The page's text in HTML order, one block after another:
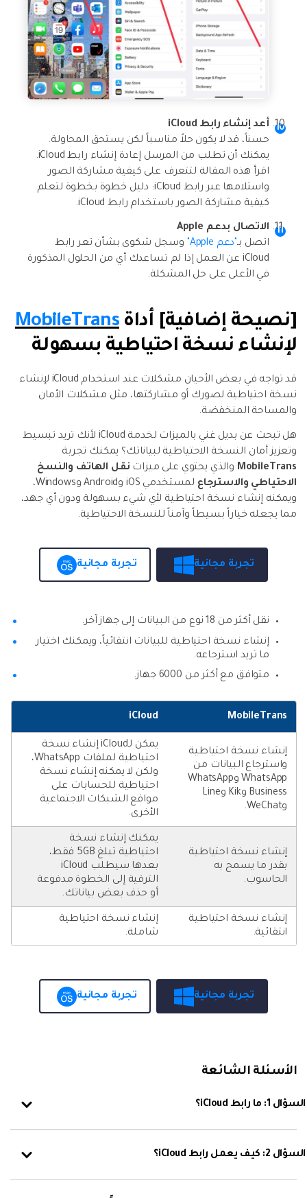
أعد إنشاء رابط iCloud
حسناً، قد لا يكون حلاً مناسباً لكن يستحق المحاولة.
يمكنك أن تطلب من المرسل إعادة إنشاء رابط iCloud.
اقرأ هذه المقالة لتتعرف على كيفية مشاركة الصور
واستلامها عبر رابط iCloud: دليل خطوة بخطوة لتعلم
كيفية مشاركة الصور باستخدام رابط iCloud.
الاتصال بدعم Apple
اتصل بـ"دعم Apple"
وسجل شكوى بشأن تعر رابط
iCloud عن العمل إذا لم تساعدك أي من الحلول المذكورة
في الأعلى على حل المشكلة.
[نصيحة إضافية] أداة MobileTrans
لإنشاء نسخة احتياطية بسهولة
قد تواجه في بعض الأحيان مشكلات عند استخدام iCloud لإنشاء
نسخة احتياطية لصورك أو مشاركتها، مثل مشكلات الأمان
والمساحة المنخفضة.
هل تبحث عن بديل غني بالميزات لخدمة iCloud لأنك تريد تبسيط
وتعزيز أمان النسخة الاحتياطية لبياناتك؟ يمكنك تجربة
MobileTrans والذي يحتوي على ميزات نقل الهاتف والنسخ
الاحتياطي والاسترجاع
لمستخدمي iOS وAndroid وWindows،
ويمكنه إنشاء نسخة احتياطية لأي شيء بسهولة ودون أي جهد،
مما يجعله خياراً بسيطاً وآمناً للنسخة الاحتياطية.
تجربة مجانية تجربة مجانية
نقل أكثر من 18 نوع من البيانات إلى جهاز آخر.
إنشاء نسخة احتياطية للبيانات انتقائياً، ويمكنك اختيار
ما تريد استرجاعه.
متوافق مع أكثر من 6000 جهاز.
MobileTrans
iCloud
إنشاء نسخة احتياطية
واسترجاع البيانات من
WhatsApp وWhatsApp
Business وKik وLine
وWeChat.
يمكن لـiCloud إنشاء نسخة
احتياطية لملفات WhatsApp،
ولكن لا يمكنه إنشاء نسخة
احتياطية للحسابات على
مواقع الشبكات الاجتماعية
الأخرى.
إنشاء نسخة احتياطية
بقدر ما يسمح به
الحاسوب.
يمكنك إنشاء نسخة
احتياطية تبلغ 5GB فقط،
بعدها سيطلب iCloud
الترقية إلى الخطوة مدفوعة
أو حذف بعض بياناتك.
إنشاء نسخة احتياطية
انتقائية.
إنشاء نسخة احتياطية
شاملة.
تجربة مجانية تجربة مجانية
الأسئلة الشائعة
السؤال 1: ما رابط iCloud؟
السؤال 2: كيف يعمل رابط iCloud؟